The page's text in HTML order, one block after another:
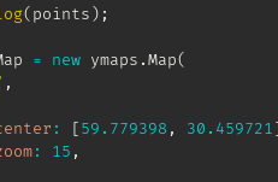
(points) ;
= new ymaps .Map(
,
: [59.779398 , 30.459721
: 15 ,